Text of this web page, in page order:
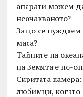
апарати можем
неочакваното?
Защо се нуждаем
маса?
Тайните на
на Земята е по-
Скритата
любимци, когато